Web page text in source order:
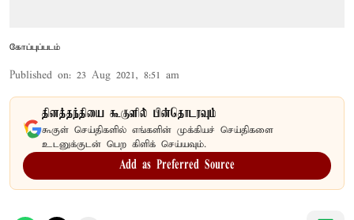
கோப்புப்படம்
Published on: 23 Aug 2021, 8:51 am
தினத்தந்தியை கூகுளில் பின்தொடரவும்
கூகுள் செய்திகளில் எங்களின் முக்கியச் செய்திகளை
உடனுக்குடன் பெற கிளிக் செய்யவும்.
Add as Preferred Source